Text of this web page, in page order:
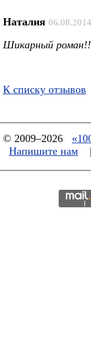
Наталия 06.08.2014
Шикарный
К списку отзывов
© 2009–2026
Напишите нам
|